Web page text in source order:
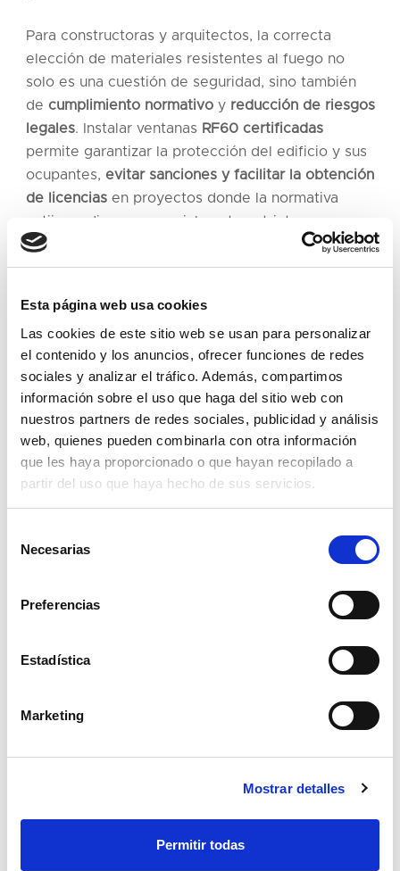
Esta página web usa cookies
Las cookies de este sitio web se usan para personalizar
el contenido y los anuncios, ofrecer funciones de redes
sociales y analizar el tráfico. Además, compartimos
información sobre el uso que haga del sitio web con
nuestros partners de redes sociales, publicidad y análisis
web, quienes pueden combinarla con otra información
que les haya proporcionado o que hayan recopilado a
partir del uso que haya hecho de sus servicios.
Necesarias
Preferencias
Estadística
Marketing
Mostrar detalles
Permitir todas
Para constructoras y arquitectos, la correcta
elección de materiales resistentes al fuego no
solo es una cuestión de seguridad, sino también
de cumplimiento normativo y reducción de riesgos
legales. Instalar ventanas RF60 certificadas
permite garantizar la protección del edificio y sus
ocupantes, evitar sanciones y facilitar la obtención
de licencias en proyectos donde la normativa
antiincendios es especialmente estricta.
Algunos de nuestros
proyectos con
ventanas RF60
Residencia de Mayores
Eduardo Dato – Madrid